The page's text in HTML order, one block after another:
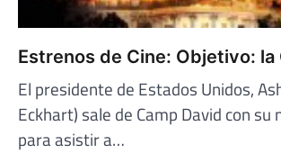
Estrenos de Cine: Objetivo: la
El presidente de Estados Unidos,
Eckhart) sale de Camp David con su
para asistir a…